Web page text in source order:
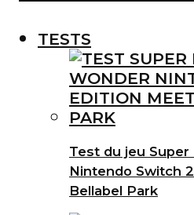
TESTS
Test du jeu
Nintendo Switch
Bellabel Park